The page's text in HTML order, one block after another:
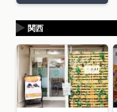
関西
▶